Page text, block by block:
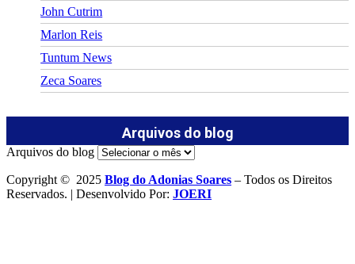
John Cutrim
Marlon Reis
Tuntum News
Zeca Soares
Arquivos do blog
Arquivos do blog
Copyright © 2025 Blog do Adonias Soares – Todos os Direitos
Reservados. | Desenvolvido Por: JOERI